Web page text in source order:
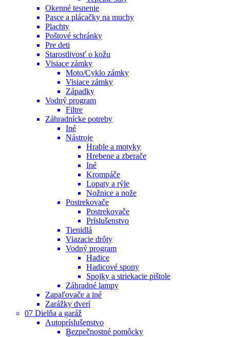
Okenné tesnenie
Pasce a plácačky na muchy
Plachty
Poštové schránky
Pre deti
Starostlivosť o kožu
Visiace zámky
Moto/Cyklo zámky
Visiace zámky
Západky
Vodný program
Filtre
Záhradnícke potreby
Iné
Nástroje
Hrable a motyky
Hrebene a zberače
Iné
Krompáče
Lopaty a rýle
Nožnice a nože
Postrekovače
Postrekovače
Príslušenstvo
Tienidlá
Viazacie drôty
Vodný program
Hadice
Hadicové spony
Spojky a striekacie pištole
Záhradné lampy
Zapaľovače a iné
Zarážky dverí
07 Dielňa a garáž
Autopríslušenstvo
Bezpečnostné pomôcky